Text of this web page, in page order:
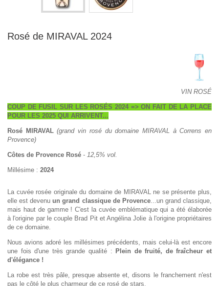
Rosé de MIRAVAL 2024
VIN ROSÉ
COUP DE FUSIL SUR LES ROSÉS 2024 => ON FAIT DE LA PLACE
POUR LES 2025 QUI ARRIVENT...
Rosé MIRAVAL(grand vin rosé du domaine MIRAVAL à Correns en
Provence)
Côtes de Provence Rosé - 12,5% vol.
Millésime : 2024
La cuvée rosée originale du domaine de MIRAVAL ne se présente plus,
elle est devenuun grand classique de Provence...un grand classique,
mais haut de gamme ! C'est la cuvée emblématique qui a été élaborée
à l'origine par le couple Brad Pit et Angélina Jolie à l'origine propriétaires
de ce domaine.
Nous avions adoré les millésimes précédents, mais celui-là est encore
une fois d'une très grande qualité : Plein de fruité, de fraîcheur et
d'élégance !
La robe est très pâle, presque absente et, disons le franchement n'est
pas le côté le plus charmeur de ce rosé de stars.